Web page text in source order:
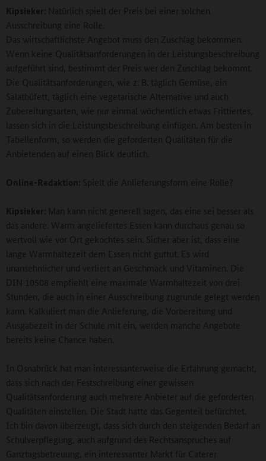
Kipsieker: Natürlich spielt der Preis bei einer solchen
Ausschreibung eine Rolle.
Das wirtschaftlichste Angebot muss den Zuschlag bekommen.
Wenn keine Qualitätsanforderungen in der Leistungsbeschreibung
aufgeführt sind, bestimmt der Preis wer den Zuschlag bekommt.
Die Qualitätsanforderungen, wie z. B. täglich Gemüse, ein
Salatbüfett, täglich eine vegetarische Alternative und auch
Zubereitungsarten, wie nur einmal wöchentlich etwas Frittiertes,
lassen sich in die Leistungsbeschreibung einfügen. Am besten in
Tabellenform, so werden die geforderten Qualitäten für die
Anbietenden auf einen Blick deutlich.
Online-Redaktion: Spielt die Anlieferungsform eine Rolle?
Kipsieker: Man kann nicht generell sagen, das eine sei besser als
das andere. Warm angeliefertes Essen kann durchaus genau so
wertvoll wie vor Ort gekochtes sein. Sicher aber ist, dass eine
lange Warmhaltezeit dem Essen nicht guttut. Es wird
unansehnlicher und verliert an Geschmack und Vitaminen. Die
DIN 10508 empfiehlt eine maximale Warmhaltezeit von drei
Stunden, die auch in einer Ausschreibung zugrunde gelegt werden
kann. Kalkuliert man die Anlieferung, die Vorbereitung und
Ausgabezeit in der Schule mit ein, werden manche Angebote
bereits keine Chance haben.
In Osnabrück hat man interessanterweise die Erfahrung gemacht,
dass sich nach der Festschreibung einer gewissen
Qualitätsanforderung auch mehrere Anbieter auf die geforderten
Qualitäten einstellen. Die Stadt hatte das Gegenteil befürchtet.
Ich bin davon überzeugt, dass sich durch den steigenden Bedarf an
Schulverpflegung, auch aufgrund des Rechtsanspruches auf
Ganztagsbetreuung, ein interessanter Markt für Caterer